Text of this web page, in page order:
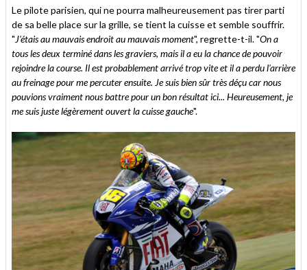
Le pilote parisien, qui ne pourra malheureusement pas tirer parti
de sa belle place sur la grille, se tient la cuisse et semble souffrir.
"J'étais au mauvais endroit au mauvais moment", regrette-t-il. "On a
tous les deux terminé dans les graviers, mais il a eu la chance de pouvoir
rejoindre la course. Il est probablement arrivé trop vite et il a perdu l'arrière
au freinage pour me percuter ensuite. Je suis bien sûr très déçu car nous
pouvions vraiment nous battre pour un bon résultat ici... Heureusement, je
me suis juste légèrement ouvert la cuisse gauche".